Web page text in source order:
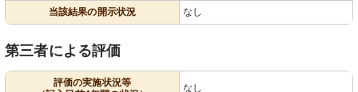
当該結果の開示状況 なし
第三者による評価
評価の実施状況等
なし